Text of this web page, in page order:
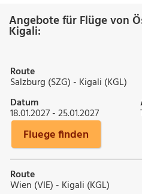
Angebote für Flüge von
Kigali:
Route
Salzburg (SZG) - Kigali (KGL)
Datum
18.01.2027 - 25.01.2027
Fluege finden
Route
Wien (VIE) - Kigali (KGL)